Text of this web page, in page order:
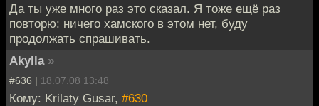
Да ты уже много раз это сказал. Я тоже ещё раз
повторю: ничего хамского в этом нет, буду
продолжать спрашивать.
Akylla »
#636 | 18.07.08 13:48
Кому: Krilaty Gusar, #630